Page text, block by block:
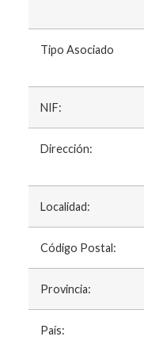
Tipo Asociado
NIF:
Dirección:
Localidad:
Código Postal:
Provincia:
País: